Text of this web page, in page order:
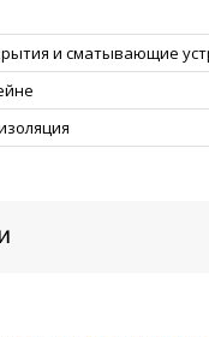
и сматывающие